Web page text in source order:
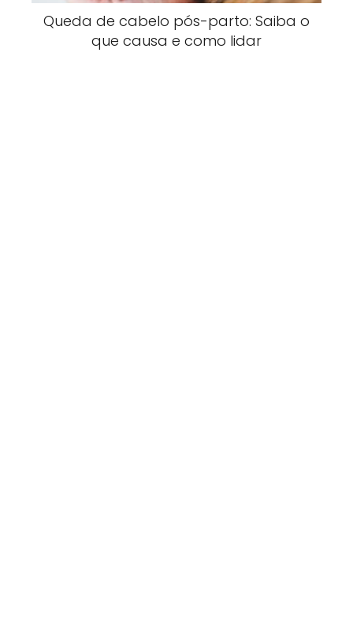
Queda de cabelo pós-parto: Saiba o
que causa e como lidar